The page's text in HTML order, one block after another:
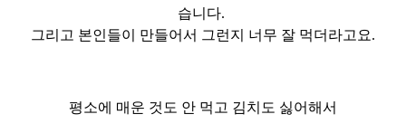
습니다.
그리고 본인들이 만들어서 그런지 너무 잘 먹더라고요.
평소에 매운 것도 안 먹고 김치도 싫어해서